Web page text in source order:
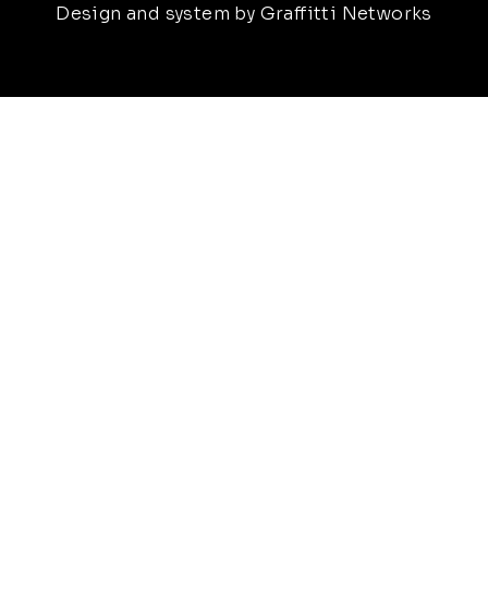
Design and system by Graffitti Networks